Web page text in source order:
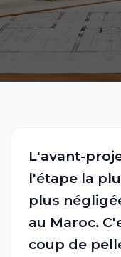
L'avant-
l'étape la
plus
au Maroc.
coup de